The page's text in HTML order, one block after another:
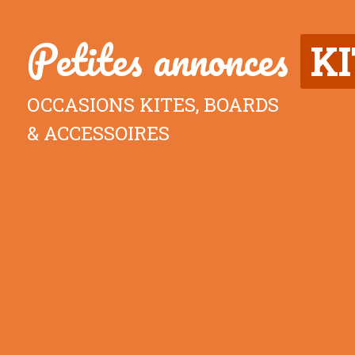
Petites annonces
OCCASIONS KITES, BOARDS
& ACCESSOIRES